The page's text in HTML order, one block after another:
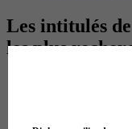
Les intitulés
les plus
BTS Pi en